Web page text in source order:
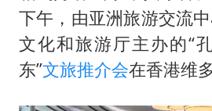
下午，由亚洲旅游交流中
文化和旅游厅主办的“
东”文旅推介会在香港维